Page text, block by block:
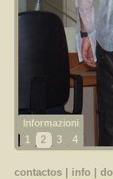
1 2 3 4
contactos| info|